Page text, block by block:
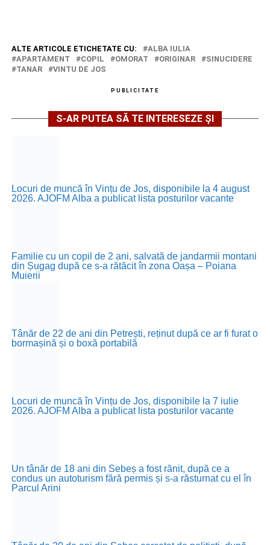
ALTE ARTICOLE ETICHETATE CU:
ALBA IULIA
APARTAMENT
COPIL OMORAT ORIGINAR
SINUCIDERE
TANAR
VINTU DE JOS
PUBLICITATE
S-AR PUTEA SĂ TE INTERESEZE ȘI
Locuri de muncă în Vințu de Jos, disponibile la 4 august
2026. AJOFM Alba a publicat lista posturilor vacante
Familie cu un copil de 2 ani, salvată de jandarmii montani
din Șugag după ce s-a rătăcit în zona Oașa – Poiana
Muierii
Tânăr de 22 de ani din Petrești, reținut după ce ar fi furat o
bormașină și o boxă portabilă
Locuri de muncă în Vințu de Jos, disponibile la 7 iulie
2026. AJOFM Alba a publicat lista posturilor vacante
Un tânăr de 18 ani din Sebeș a fost rănit, după ce a
condus un autoturism fără permis și s-a răsturnat cu el în
Parcul Arini